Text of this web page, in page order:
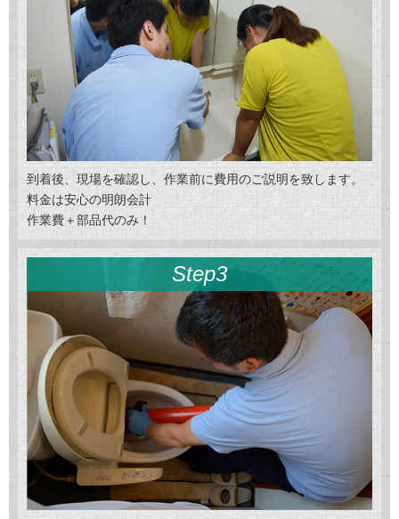
到着後、現場を確認し、作業前に費用のご説明を致します。
料金は安心の明朗会計
作業費＋部品代のみ！
Step3